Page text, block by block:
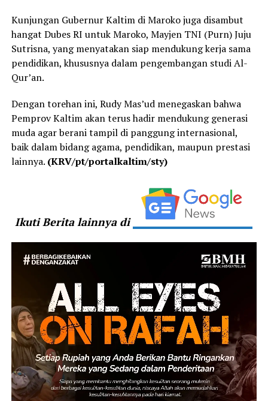
Kunjungan Gubernur Kaltim di Maroko juga disambut
hangat Dubes RI untuk Maroko, Mayjen TNI (Purn) Juju
Sutrisna, yang menyatakan siap mendukung kerja sama
pendidikan, khususnya dalam pengembangan studi Al-
Qur’an.
Dengan torehan ini, Rudy Mas’ud menegaskan bahwa
Pemprov Kaltim akan terus hadir mendukung generasi
muda agar berani tampil di panggung internasional,
baik dalam bidang agama, pendidikan, maupun prestasi
lainnya. (KRV/pt/portalkaltim/sty)
Ikuti Berita lainnya di